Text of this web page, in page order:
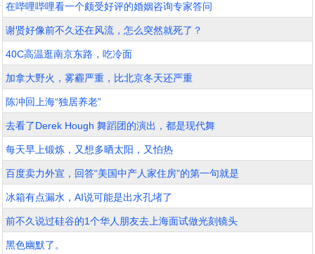
在哔哩哔哩看一个颇受好评的婚姻咨询专家答问
谢贤好像前不久还在风流，怎么突然就死了？
40C高温逛南京东路，吃冷面
加拿大野火，雾霾严重，比北京冬天还严重
陈冲回上海“独居养老”
去看了Derek Hough 舞蹈团的演出，都是现代舞
每天早上锻炼，又想多晒太阳，又怕热
百度卖力外宣，回答“美国中产人家住房”的第一句就是
冰箱有点漏水，AI说可能是出水孔堵了
前不久说过硅谷的1个华人朋友去上海面试做光刻镜头
黑色幽默了。